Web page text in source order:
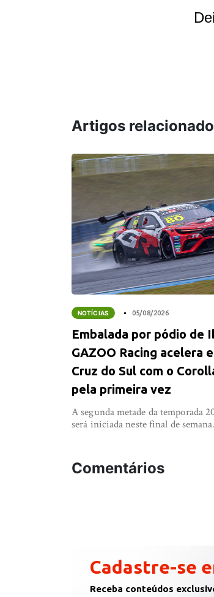
Artigos
NOTÍCIAS 05/08/2026
Embalada por pódio de
GAZOO Racing acelera
Cruz do Sul com o
pela primeira vez
A segunda metade da temporada
será iniciada neste final de
Comentários
Cadastre-se
Receba conteúdos